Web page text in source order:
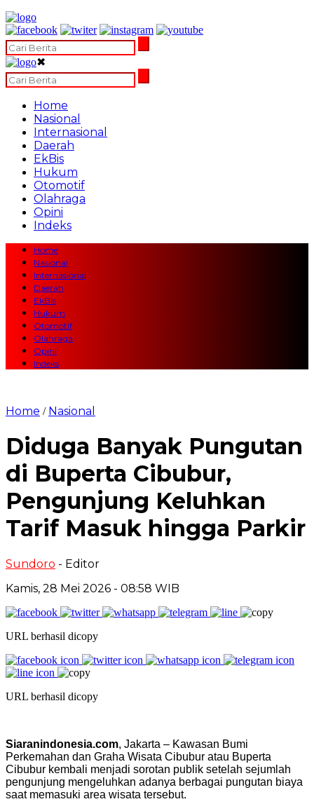
✖
Home
Nasional
Internasional
Daerah
EkBis
Hukum
Otomotif
Olahraga
Opini
Indeks
Home
Nasional
Internasional
Daerah
EkBis
Hukum
Otomotif
Olahraga
Opini
Indeks
Home / Nasional
Diduga Banyak Pungutan
di Buperta Cibubur,
Pengunjung Keluhkan
Tarif Masuk hingga Parkir
Sundoro - Editor
Kamis, 28 Mei 2026 - 08:58 WIB
URL berhasil dicopy
URL berhasil dicopy
Siaranindonesia.com, Jakarta – Kawasan Bumi
Perkemahan dan Graha Wisata Cibubur atau Buperta
Cibubur kembali menjadi sorotan publik setelah sejumlah
pengunjung mengeluhkan adanya berbagai pungutan biaya
saat memasuki area wisata tersebut.